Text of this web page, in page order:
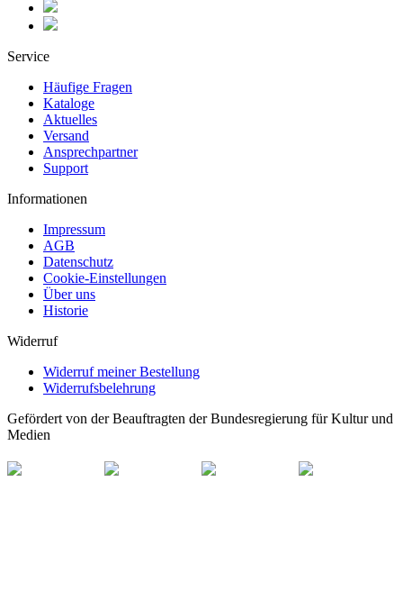
Service
Häufige Fragen
Kataloge
Aktuelles
Versand
Ansprechpartner
Support
Informationen
Impressum
AGB
Datenschutz
Cookie-Einstellungen
Über uns
Historie
Widerruf
Widerruf meiner Bestellung
Widerrufsbelehrung
Gefördert von der Beauftragten der Bundesregierung für Kultur und
Medien